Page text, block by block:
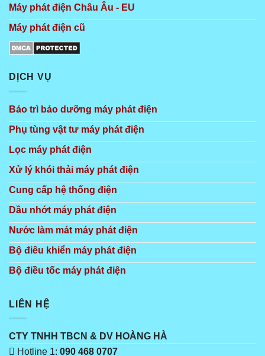
Máy phát điện Châu Âu - EU
Máy phát điện cũ
DỊCH VỤ
Bảo trì bảo dưỡng máy phát điện
Phụ tùng vật tư máy phát điện
Lọc máy phát điện
Xử lý khói thải máy phát điện
Cung cấp hệ thống điện
Dầu nhớt máy phát điện
Nước làm mát máy phát điện
Bộ điêu khiển máy phát điện
Bộ điều tốc máy phát điện
LIÊN HỆ
CTY TNHH TBCN & DV HOÀNG HÀ
Hotline 1: 090 468 0707